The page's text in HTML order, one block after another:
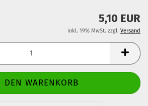
5,10 EUR
inkl. 19% MwSt. zzgl. Versand